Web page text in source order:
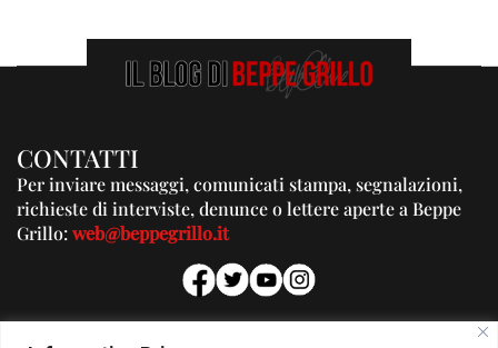
CONTATTI
Per inviare messaggi, comunicati stampa, segnalazioni,
richieste di interviste, denunce o lettere aperte a Beppe
Grillo:web@beppegrillo.it